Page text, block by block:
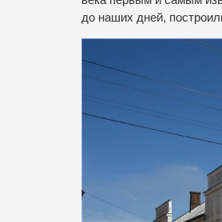
до наших дней,